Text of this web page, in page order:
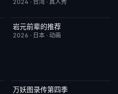
2024 · 台湾 · 真人秀
更新至第6集
岩元前辈的推荐
2026 · 日本 · 动画
完结
万妖图录传第四季